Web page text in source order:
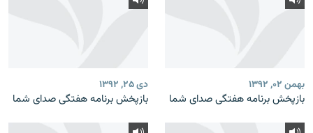
بهمن ۰۲, ۱۳۹۲
بازپخش برنامه‌ هفتگی صدای شما
دی ۲۵, ۱۳۹۲
بازپخش برنامه‌ هفتگی صدای شما